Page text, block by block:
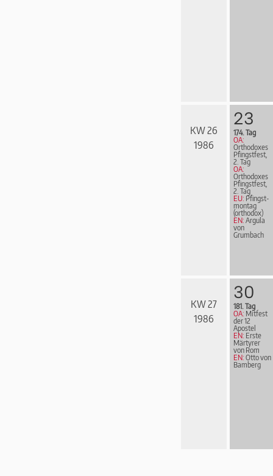
KW 26
1986
23
174. Tag
OA:
Orthodoxes
Pfingstfest,
2. Tag
OA:
Orthodoxes
Pfingstfest,
2. Tag
EU: Pfingst­
mon­tag
(orthodox)
EN: Argula
von
Grumbach
KW 27
1986
30
181. Tag
OA: Mitfest
der 12
Apostel
EN: Erste
Märtyrer
von Rom
EN: Otto von
Bamberg